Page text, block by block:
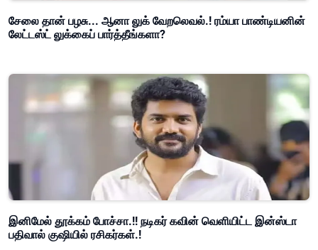
சேலை தான் பழசு... ஆனா லுக் வேறலெவல்.! ரம்யா பாண்டியனின்
லேட்டஸ்ட் லுக்கைப் பார்த்தீங்களா?
இனிமேல் தூக்கம் போச்சா.!! நடிகர் கவின் வெளியிட்ட இன்ஸ்டா
பதிவால் குஷியில் ரசிகர்கள்.!